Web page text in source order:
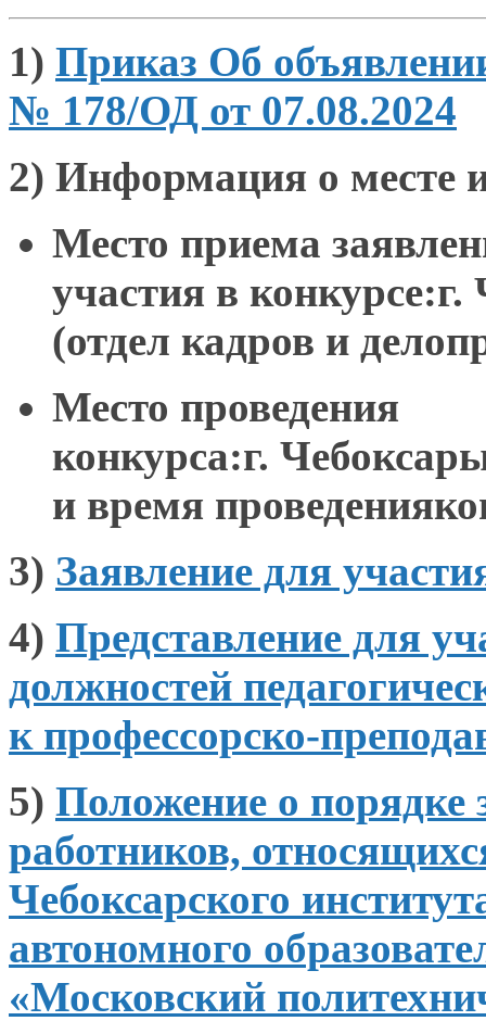
1) Приказ Об
№ 178/ОД от 07.08.2024
2) Информация о месте
Место приема
участия в
(отдел кадров и
Место проведения
конкурса:г.
и время
3) Заявление для
4) Представление для
должностей
к профессорско-
5) Положение о порядке
работников,
Чебоксарского
автономного
«Московский